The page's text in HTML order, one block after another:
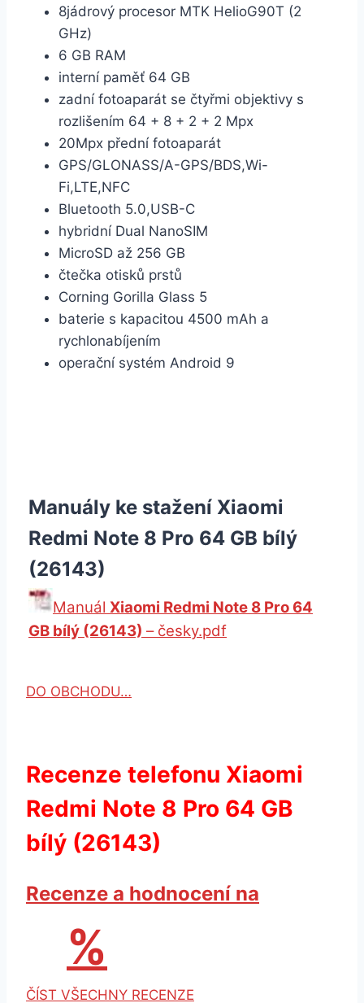
8jádrový procesor MTK HelioG90T (2
GHz)
6 GB RAM
interní paměť 64 GB
zadní fotoaparát se čtyřmi objektivy s
rozlišením 64 + 8 + 2 + 2 Mpx
20Mpx přední fotoaparát
GPS/GLONASS/A-GPS/BDS,Wi-
Fi,LTE,NFC
Bluetooth 5.0,USB-C
hybridní Dual NanoSIM
MicroSD až 256 GB
čtečka otisků prstů
Corning Gorilla Glass 5
baterie s kapacitou 4500 mAh a
rychlonabíjením
operační systém Android 9
Manuály ke stažení Xiaomi
Redmi Note 8 Pro 64 GB bílý
(26143)
Manuál Xiaomi Redmi Note 8 Pro 64
GB bílý (26143) – česky.pdf
DO OBCHODU…
Recenze telefonu Xiaomi
Redmi Note 8 Pro 64 GB
bílý (26143)
Recenze a hodnocení na
%
ČÍST VŠECHNY RECENZE